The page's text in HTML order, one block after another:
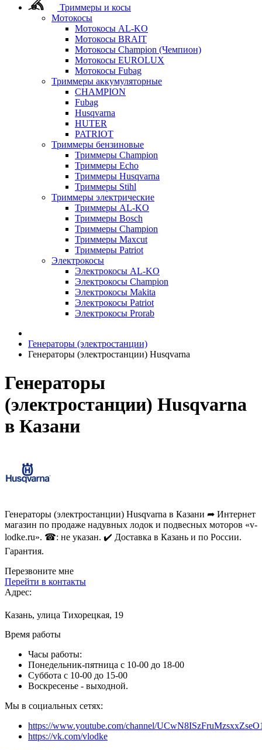
Триммеры и косы
Мотокосы
Мотокосы AL-KO
Мотокосы BRAIT
Мотокосы Champion (Чемпион)
Мотокосы EUROLUX
Мотокосы Fubag
Триммеры аккумуляторные
CHAMPION
Fubag
Husqvarna
HUTER
PATRIOT
Триммеры бензиновые
Триммеры Champion
Триммеры Echo
Триммеры Husqvarna
Триммеры Stihl
Триммеры электрические
Триммеры AL-KO
Триммеры Bosch
Триммеры Champion
Триммеры Maxcut
Триммеры Patriot
Электрокосы
Электрокосы AL-KO
Электрокосы Champion
Электрокосы Makita
Электрокосы Patriot
Электрокосы Prorab
Генераторы (электростанции)
Генераторы (электростанции) Husqvarna
Генераторы
(электростанции) Husqvarna
в Казани
Генераторы (электростанции) Husqvarna в Казани ➦ Интернет
магазин по продаже надувных лодок и подвесных моторов «v-
lodke.ru». ☎: не указан. ✔️ Доставка в Казань и по России.
Гарантия.
Перезвоните мне
Перейти в контакты
Адрес:
Казань, улица Тихорецкая, 19
Время работы
Часы работы:
Понедельник-пятница с 10-00 до 18-00
Суббота с 10-00 до 15-00
Воскресенье - выходной.
Мы в социальных сетях:
https://www.youtube.com/channel/
https://vk.com/vlodke